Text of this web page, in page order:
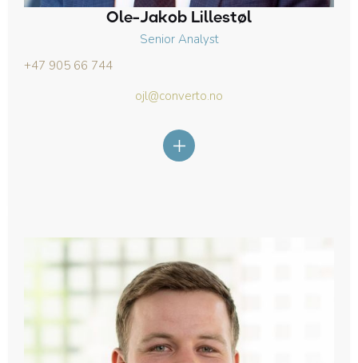
Ole-Jakob Lillestøl
Senior Analyst
+47 905 66 744
ojl@converto.no